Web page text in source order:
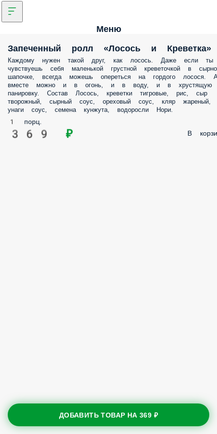
Меню
Запеченный ролл «Лосось и
Каждому нужен такой друг, как лосось. Даже если ты
чувствуешь себя маленькой грустной креветочкой в
шапочке, всегда можешь опереться на гордого лосося.
вместе можно и в огонь, и в воду, и в хрустящую
панировку. Состав Лосось, креветки тигровые, рис, сыр
творожный, сырный соус, ореховый соус, кляр жареный,
унаги соус, семена кунжута, водоросли Нори.
1 порц.
369 ₽ В
ДОБАВИТЬ ТОВАР НА369 ₽